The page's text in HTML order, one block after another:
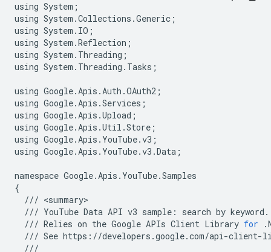
using System ;
using System .Collections .Generic ;
using System . IO ;
using System .Reflection ;
using System . Threading ;
using System . Threading . Tasks ;
using Google.Apis .Auth .OAuth2 ;
using Google.Apis .Services ;
using Google.Apis .Upload ;
using Google.Apis .Util .Store ;
using Google.Apis . YouTube.v3 ;
using Google.Apis . YouTube.v3 .Data ;
namespace Google.Apis . YouTube.Samples
{
/// <summary
/// YouTube Data API v3 sample : search by keyword .
/// Relies on the Google APIs Client Library for .
/// See https : //developers .google.com/api-client-
///